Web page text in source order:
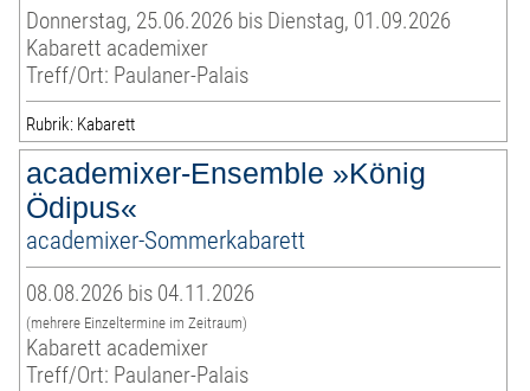
Donnerstag, 25.06.2026 bis Dienstag, 01.09.2026
Kabarett academixer
Treff/Ort: Paulaner-Palais
Rubrik: Kabarett
academixer-Ensemble »König
Ödipus«
academixer-Sommerkabarett
08.08.2026 bis 04.11.2026
(mehrere Einzeltermine im Zeitraum)
Kabarett academixer
Treff/Ort: Paulaner-Palais